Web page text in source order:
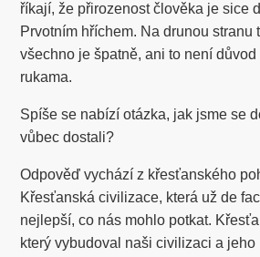
říkají, že přirozenost člověka je sice
Prvotním hříchem. Na drunou stranu
všechno je špatně, ani to není
rukama.
Spíše se nabízí otázka, jak jsme se
vůbec dostali?
Odpověď vychází z křesťanského
Křesťanská civilizace, která už de
nejlepší, co nás mohlo potkat.
který vybudoval naši civilizaci a jeho